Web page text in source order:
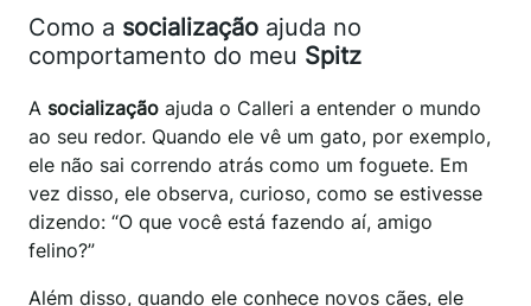
Como a socialização ajuda no
comportamento do meu Spitz
A socialização ajuda o Calleri a entender o mundo
ao seu redor. Quando ele vê um gato, por exemplo,
ele não sai correndo atrás como um foguete. Em
vez disso, ele observa, curioso, como se estivesse
dizendo: “O que você está fazendo aí, amigo
felino?”
Além disso, quando ele conhece novos cães, ele